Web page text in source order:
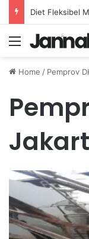
Menu
Home / Pemprov